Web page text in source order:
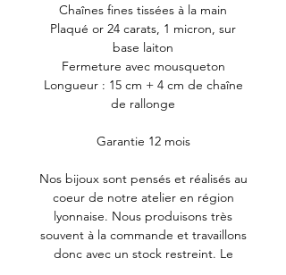
Chaînes fines tissées à la main
Plaqué or 24 carats, 1 micron, sur
base laiton
Fermeture avec mousqueton
Longueur : 15 cm + 4 cm de chaîne
de rallonge
Garantie 12 mois
Nos bijoux sont pensés et réalisés au
coeur de notre atelier en région
lyonnaise. Nous produisons très
souvent à la commande et travaillons
donc avec un stock restreint. Le